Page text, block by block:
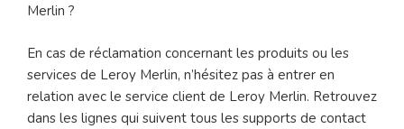
Merlin ?
En cas de réclamation concernant les produits ou les
services de Leroy Merlin, n’hésitez pas à entrer en
relation avec le service client de Leroy Merlin. Retrouvez
dans les lignes qui suivent tous les supports de contact